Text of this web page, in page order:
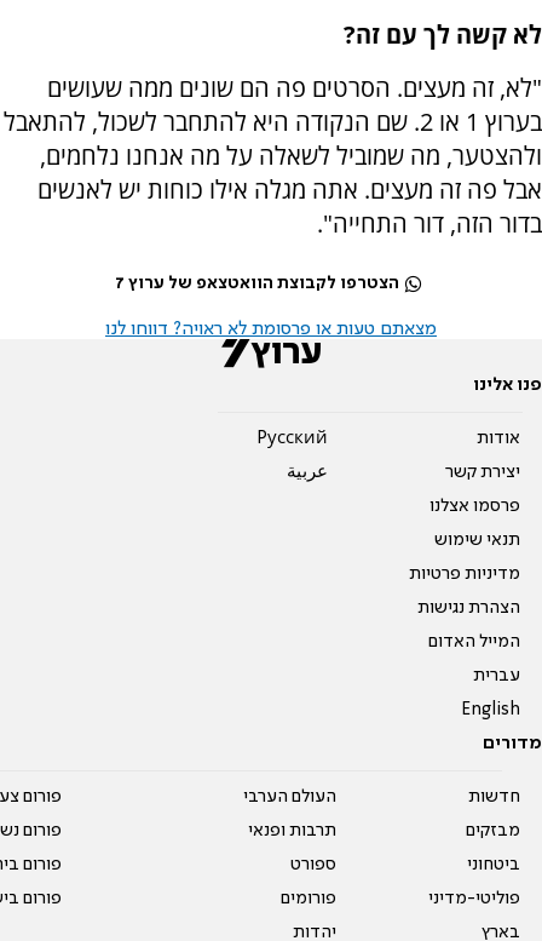
לא קשה לך עם זה?
"לא, זה מעצים. הסרטים פה הם שונים ממה שעושים
בערוץ 1 או 2. שם הנקודה היא להתחבר לשכול, להתאבל
ולהצטער, מה שמוביל לשאלה על מה אנחנו נלחמים,
אבל פה זה מעצים. אתה מגלה אילו כוחות יש לאנשים
בדור הזה, דור התחייה".
הצטרפו לקבוצת הוואטצאפ של ערוץ 7
מצאתם טעות או פרסומת לא ראויה? דווחו לנו
פנו אלינו
אודות
יצירת קשר
פרסמו אצלנו
תנאי שימוש
מדיניות פרטיות
הצהרת נגישות
המייל האדום
עברית
English
Pусский
عربية
מדורים
חדשות
מבזקים
ביטחוני
פוליטי-מדיני
בארץ
העולם הערבי
תרבות ופנאי
ספורט
פורומים
יהדות
פורום
פורום
פורום
פורום